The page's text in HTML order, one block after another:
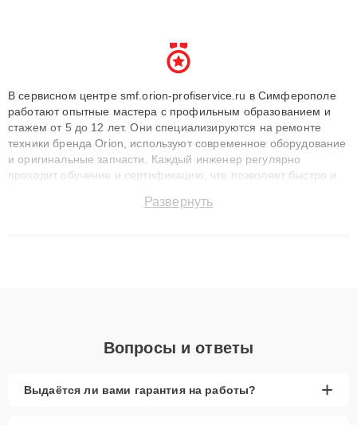
В сервисном центре smf.orion-profiservice.ru в Симферополе
работают опытные мастера с профильным образованием и
стажем от 5 до 12 лет. Они специализируются на ремонте
техники бренда Orion, используют современное оборудование
и оригинальные запчасти. Каждый инженер регулярно
проходит обучение и сертификацию, что позволяет быстро и
сохранением гарантии до 3 лет. Наши мастера решают
Развернуть
Вопросы и ответы
Выдаётся ли вами гарантия на работы? +